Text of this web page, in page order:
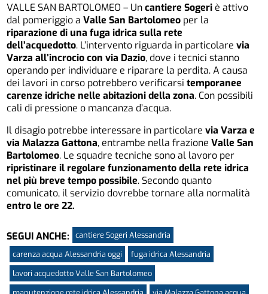
VALLE SAN BARTOLOMEO – Uncantiere Sogeri è attivo
dal pomeriggio aValle San Bartolomeo per la
riparazione di una fuga idrica sulla rete
dell’acquedotto. L’intervento riguarda in particolarevia
Varza all’incrocio con via Dazio, dove i tecnici stanno
operando per individuare e riparare la perdita. A causa
dei lavori in corso potrebbero verificarsitemporanee
carenze idriche nelle abitazioni della zona. Con possibili
cali di pressione o mancanza d’acqua.
Il disagio potrebbe interessare in particolarevia Varza e
via Malazza Gattona, entrambe nella frazioneValle San
Bartolomeo. Le squadre tecniche sono al lavoro per
ripristinare il regolare funzionamento della rete idrica
nel più breve tempo possibile. Secondo quanto
comunicato, il servizio dovrebbe tornare alla normalità
entro le ore 22.
SEGUI ANCHE:
cantiere Sogeri Alessandria
carenza acqua Alessandria oggi
fuga idrica Alessandria
lavori acquedotto Valle San Bartolomeo